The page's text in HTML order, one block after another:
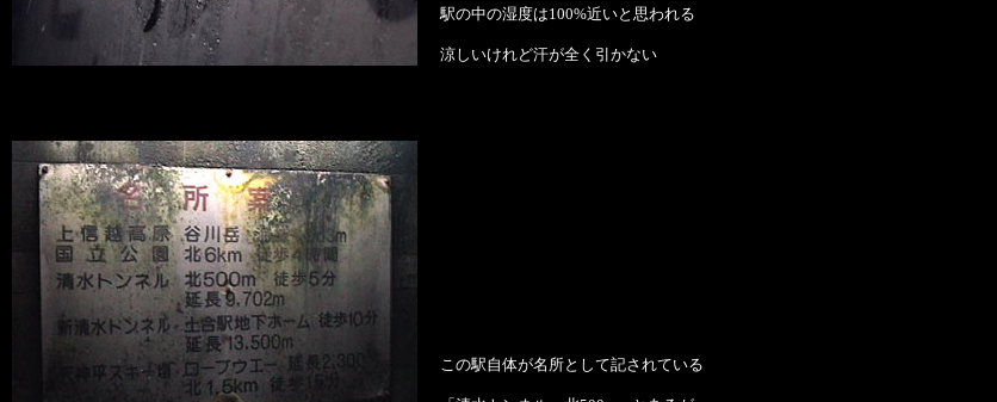
駅の中の湿度は100%近いと思われる
涼しいけれど汗が全く引かない
この駅自体が名所として記されている